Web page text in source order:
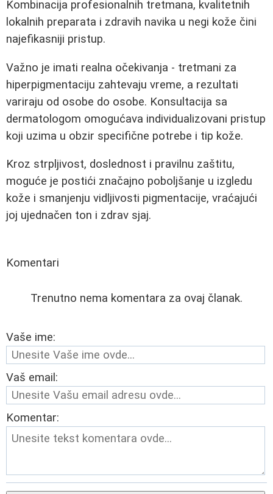
Kombinacija profesionalnih tretmana, kvalitetnih
lokalnih preparata i zdravih navika u negi kože čini
najefikasniji pristup.
Važno je imati realna očekivanja - tretmani za
hiperpigmentaciju zahtevaju vreme, a rezultati
variraju od osobe do osobe. Konsultacija sa
dermatologom omogućava individualizovani pristup
koji uzima u obzir specifične potrebe i tip kože.
Kroz strpljivost, doslednost i pravilnu zaštitu,
moguće je postići značajno poboljšanje u izgledu
kože i smanjenju vidljivosti pigmentacije, vraćajući
joj ujednačen ton i zdrav sjaj.
Komentari
Trenutno nema komentara za ovaj članak.
Vaše ime:
Vaš email:
Komentar: